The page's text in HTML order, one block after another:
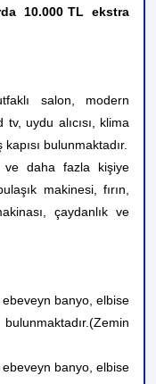
10.000 TL ekstra
salon, modern
uydu alıcısı, klima
bulunmaktadır.
ve daha fazla kişiye
makinesi, fırın,
çaydanlık ve
banyo, elbise
banyo, elbise